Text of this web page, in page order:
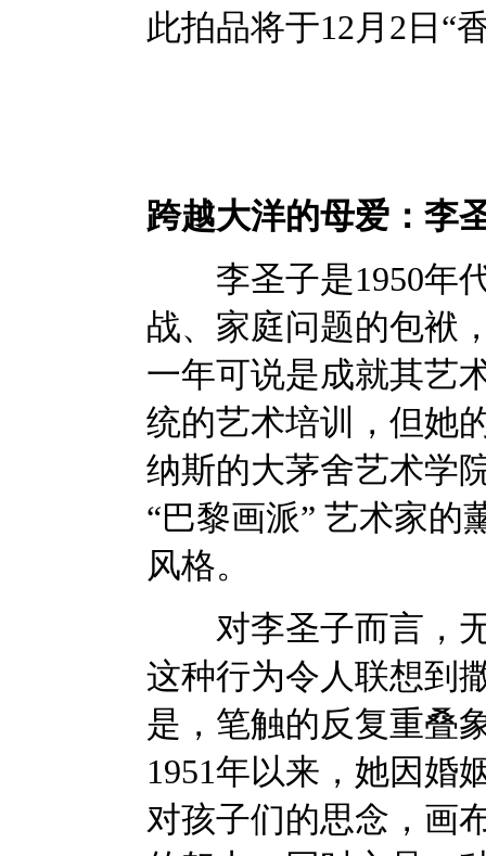
此拍品将于12月2日“
跨越大洋的母爱：李
李圣子是1950年代
战、家庭问题的包袱
一年可说是成就其艺
统的艺术培训，但她
纳斯的大茅舍艺术学
“巴黎画派” 艺术家的
风格。
对李圣子而言，无
这种行为令人联想到
是，笔触的反复重叠
1951年以来，她因婚
对孩子们的思念，画